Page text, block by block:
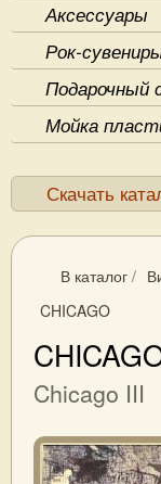
Аксессуары
Рок-
Подарочный
Мойка
Скачать
В каталог /
CHICAGO
Chicago III